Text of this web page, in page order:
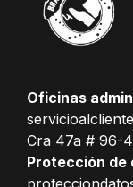
Oficinas
Cra 47a # 96-
Protección de